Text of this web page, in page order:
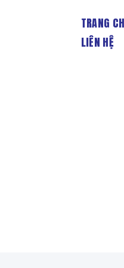
TRANG
LIÊN HỆ